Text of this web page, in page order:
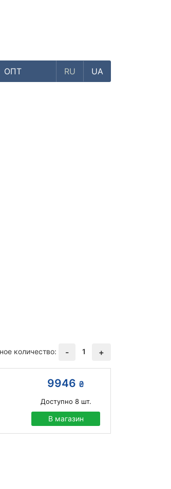
ОПТ RU UA
количество: - 1 +
9946 ₴
Доступно 8шт.
В магазин